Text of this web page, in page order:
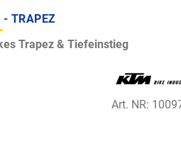
TRAPEZ
Trapez & Tiefeinstieg
Art. NR: